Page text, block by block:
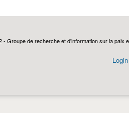
- Groupe de recherche et d'information sur la paix
Login